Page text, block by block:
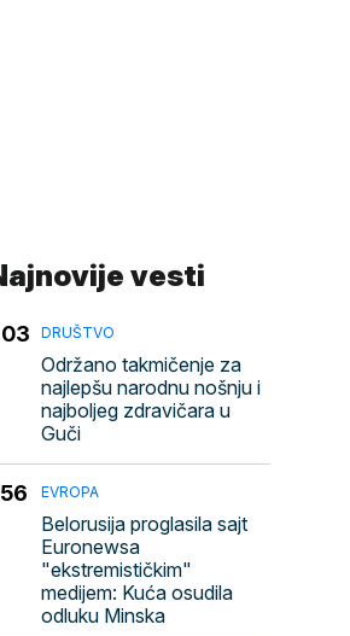
vesti
DRUŠTVO
Održano takmičenje za
najlepšu narodnu nošnju i
najboljeg zdravičara u
Guči
EVROPA
Belorusija proglasila sajt
Euronewsa
"ekstremističkim"
medijem: Kuća osudila
odluku Minska